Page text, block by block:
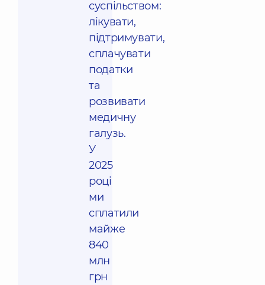
суспільством:
лікувати,
підтримувати,
сплачувати
податки
та
розвивати
медичну
галузь.
У
2025
році
ми
сплатили
майже
840
млн
грн